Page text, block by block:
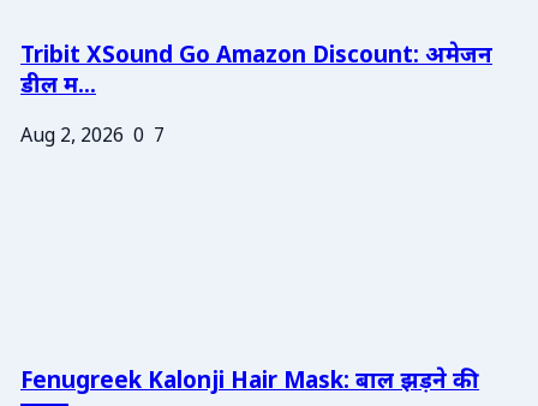
Tribit XSound Go Amazon Discount: अमेजन
डील म...
Aug 2, 2026 0 7
Fenugreek Kalonji Hair Mask: बाल झड़ने की